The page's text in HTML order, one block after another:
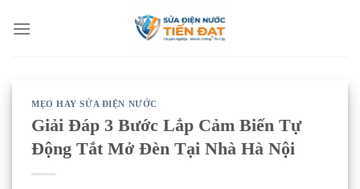
qua
MẸO HAY SỬA ĐIỆN NƯỚC
Giải Đáp 3 Bước Lắp Cảm Biến Tự
Động Tắt Mở Đèn Tại Nhà Hà Nội